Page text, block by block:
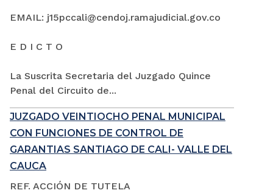
EMAIL: j15pccali@cendoj.ramajudicial.gov.co
E D I C T O
La Suscrita Secretaria del Juzgado Quince
Penal del Circuito de...
JUZGADO VEINTIOCHO PENAL MUNICIPAL
CON FUNCIONES DE CONTROL DE
GARANTIAS SANTIAGO DE CALI- VALLE DEL
CAUCA
REF. ACCIÓN DE TUTELA